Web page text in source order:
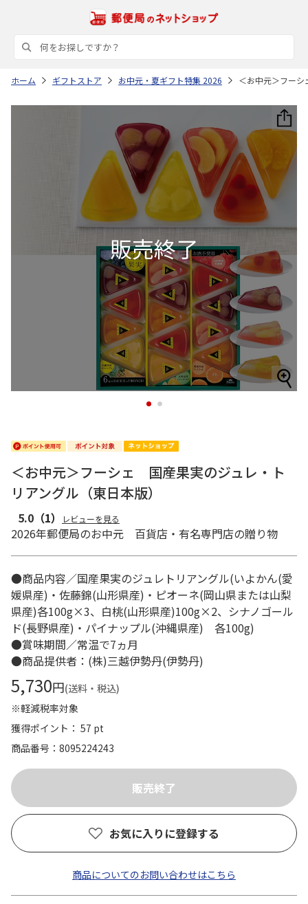
ホーム ギフトストア お中元・夏ギフト特集 2026 ＜お中元＞フー
1 2
＜お中元＞フーシェ 国産果実のジュレ・ト
リアングル（東日本版）
5.0 （1） レビューを見る
2026年郵便局のお中元 百貨店・有名専門店の贈り物
●商品内容／国産果実のジュレトリアングル(いよかん(愛
媛県産)・佐藤錦(山形県産)・ピオーネ(岡山県または山梨
県産)各100g×3、白桃(山形県産)100g×2、シナノゴール
ド(長野県産)・パイナップル(沖縄県産) 各100g)
●賞味期間／常温で7ヵ月
●商品提供者：(株)三越伊勢丹(伊勢丹)
5,730円(送料・税込)
※軽減税率対象
獲得ポイント： 57 pt
商品番号
8095224243
お気に入りに登録する
商品についてのお問い合わせはこちら